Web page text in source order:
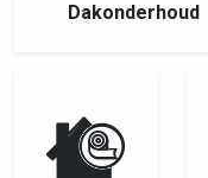
Dakonderhoud